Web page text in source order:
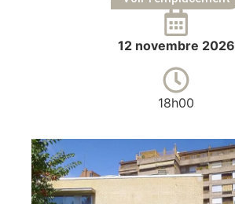
12 novembre 2026
18h00